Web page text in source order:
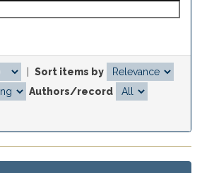
Sort items by
Authors/record